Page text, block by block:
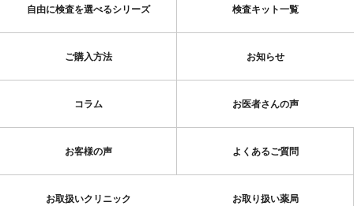
自由に検査を選べるシリーズ 検査キット一覧
ご購入方法 お知らせ
コラム お医者さんの声
お客様の声 よくあるご質問
お取扱いクリニック お取り扱い薬局